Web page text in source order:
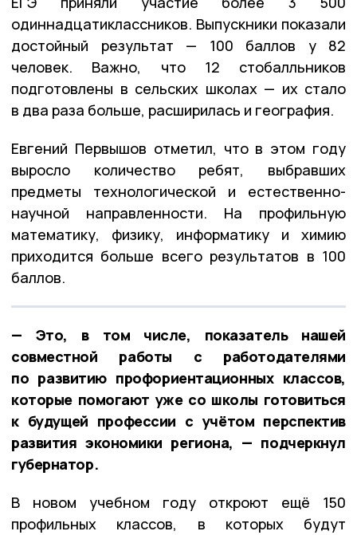
одиннадцатиклассников. Выпускники показали
достойный результат — 100 баллов у 82
человек. Важно, что 12 стобалльников
подготовлены в сельских школах — их стало
в два раза больше, расширилась и география.
Евгений Первышов отметил, что в этом году
выросло количество ребят, выбравших
предметы технологической и естественно-
научной направленности. На профильную
математику, физику, информатику и химию
приходится больше всего результатов в 100
баллов.
— Это, в том числе, показатель нашей
совместной работы с работодателями
по развитию профориентационных классов,
которые помогают уже со школы готовиться
к будущей профессии с учётом перспектив
развития экономики региона, — подчеркнул
губернатор.
В новом учебном году откроют ещё 150
профильных классов, в которых будут